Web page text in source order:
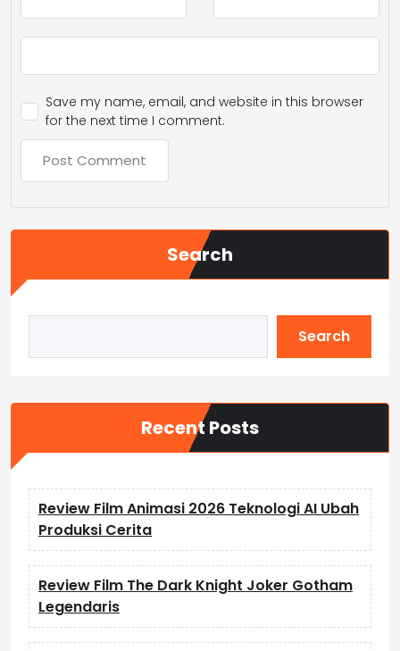
Save my name, email, and website in this browser
for the next time I comment.
Search
Search
Recent Posts
Review Film Animasi 2026 Teknologi AI Ubah
Produksi Cerita
Review Film The Dark Knight Joker Gotham
Legendaris